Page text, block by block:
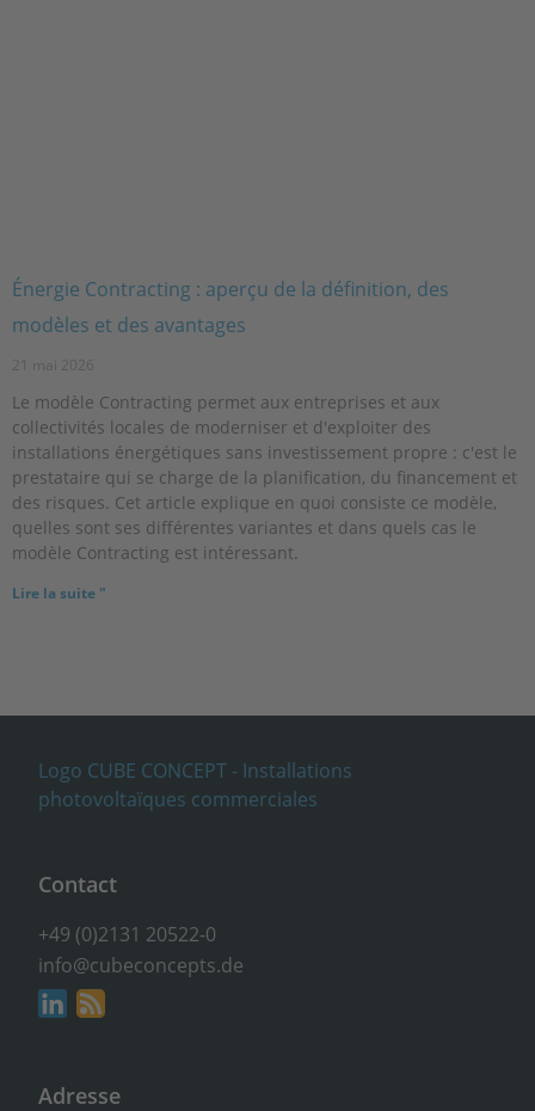
Énergie Contracting : aperçu de la définition, des
modèles et des avantages
21 mai 2026
Le modèle Contracting permet aux entreprises et aux
collectivités locales de moderniser et d'exploiter des
installations énergétiques sans investissement propre : c'est le
prestataire qui se charge de la planification, du financement et
des risques. Cet article explique en quoi consiste ce modèle,
quelles sont ses différentes variantes et dans quels cas le
modèle Contracting est intéressant.
Lire la suite "
Contact
+49 (0)2131 20522-0
info@cubeconcepts.de
Adresse